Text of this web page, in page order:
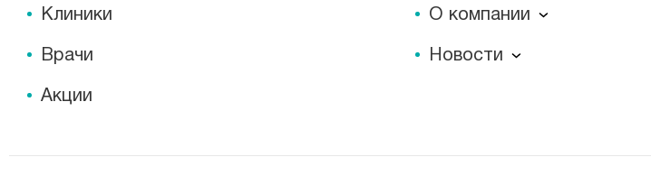
Клиники
Врачи
Акции
О компании
О компании
Отзывы
Новости